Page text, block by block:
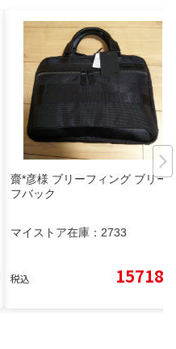
齋*彦様 ブリーフィング ブリー
フバック
マイストア在庫： 2733
税込 15718